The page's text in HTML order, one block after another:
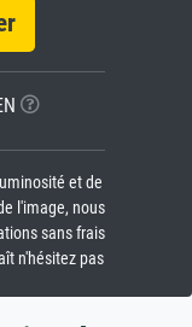
et de
l'image, nous
sans frais
n'hésitez pas